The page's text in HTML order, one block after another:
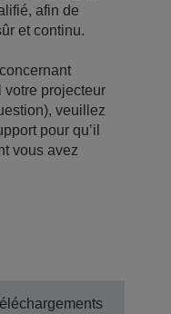
afin de
et continu.
votre projecteur
veuillez
pour qu’il
vous avez